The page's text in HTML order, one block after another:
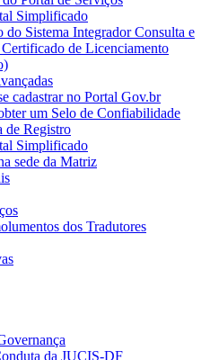
Simplificado
do Sistema Integrador Consulta e
de Licenciamento
cadastrar no Portal Gov.br
um Selo de Confiabilidade
de Registro
Simplificado
sede da Matriz
dos Tradutores
da JUCIS-DF